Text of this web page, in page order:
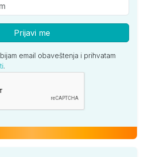
Prijavi me
email obaveštenja i prihvatam
.